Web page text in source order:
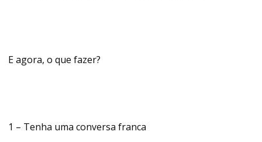
E agora, o que fazer?
1 – Tenha uma conversa franca